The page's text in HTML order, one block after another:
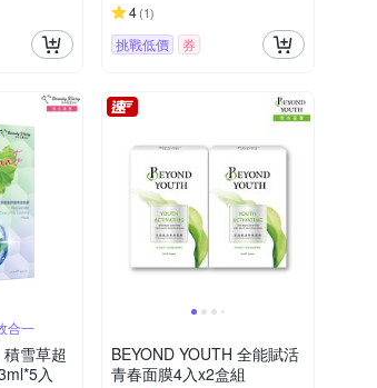
4(1)
挑戰低價 券
合一
積雪草超
入
BEYOND YOUTH 全能賦活
青春面膜4入x2盒組